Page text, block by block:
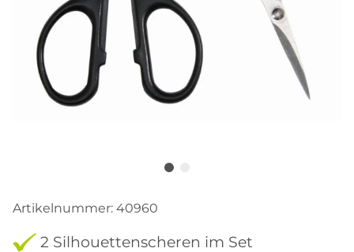
Artikelnummer: 40960
2 Silhouettenscheren im Set